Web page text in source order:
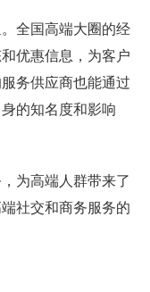
全国高端大圈的经
优惠信息，为客户
务供应商也能通过
的知名度和影响
为高端人群带来了
社交和商务服务的